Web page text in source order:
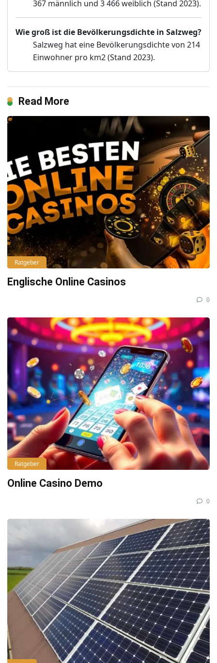
367 männlich und 3 466 weiblich (Stand 2023).
Wie groß ist die Bevölkerungsdichte in Salzweg?
Salzweg hat eine Bevölkerungsdichte von 214
Einwohner pro km2 (Stand 2023).
Read More
Ratgeber
Englische Online Casinos
0
Ratgeber
Online Casino Demo
0